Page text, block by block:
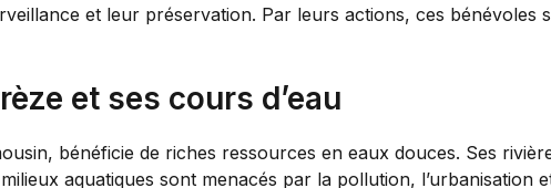
et leur préservation. Par leurs actions, ces bénévoles
et ses cours d’eau
bénéficie de riches ressources en eaux douces. Ses
aquatiques sont menacés par la pollution, l’urbanisation